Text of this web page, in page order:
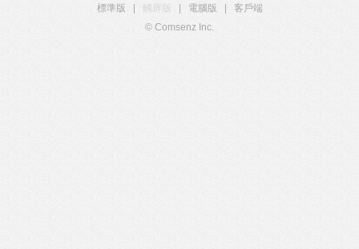
標準版
觸屏版 電腦版
客戶端
© Comsenz Inc.